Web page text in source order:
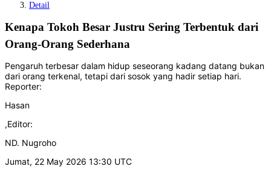
Detail
Kenapa Tokoh Besar Justru Sering Terbentuk dari
Orang-Orang Sederhana
Pengaruh terbesar dalam hidup seseorang kadang datang bukan
dari orang terkenal, tetapi dari sosok yang hadir setiap hari.
Reporter:
Hasan
,Editor:
ND. Nugroho
Jumat, 22 May 2026 13:30 UTC